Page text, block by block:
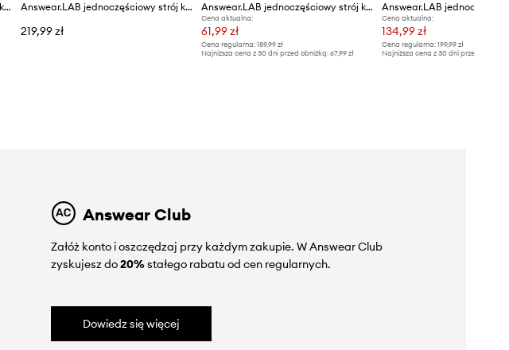
Answear.LAB jednoczęściowy strój kąpielowy Answear.LAB jednoczęściowy strój kąpielowy
219,99 zł
Answear.LAB jednoczęściowy strój kąpielowy
Cena aktualna:
61,99 zł
Cena regularna:189,99 zł
Najniższa cena z 30 dni przed obniżką:67,99 zł
Cena aktualna:
134,99 zł
Cena regularna: 199,99 zł
Najniższa cena z 30 dni przed obniżką:
Answear Club
Załóż konto i oszczędzaj przy każdym zakupie. W Answear Club
zyskujesz do20%stałego rabatu od cen regularnych.
Dowiedz się więcej